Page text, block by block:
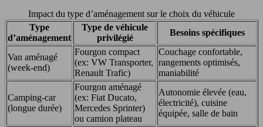
Impact du type d’aménagement sur le choix du véhicule
Type
d’aménagement
Type de véhicule
privilégié
Besoins spécifiques
Van aménagé
(week-end)
Fourgon compact
(ex: VW Transporter,
Renault Trafic)
Couchage confortable,
rangements optimisés,
maniabilité
Camping-car
(longue durée)
Fourgon aménagé
(ex: Fiat Ducato,
Mercedes Sprinter)
ou camion plateau
Autonomie élevée (eau,
électricité), cuisine
équipée, salle de bain